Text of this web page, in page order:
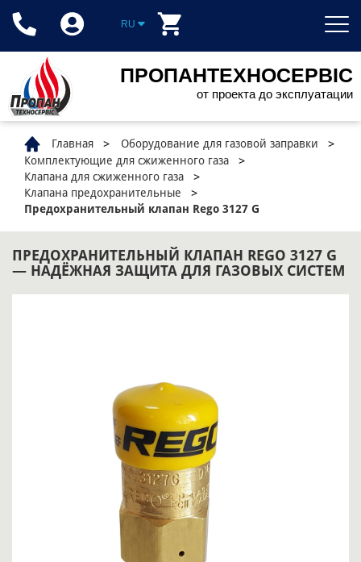
ПРОПАНТЕХНОСЕРВІС
от проекта до эксплуатации
RU
Главная
Оборудование для газовой заправки
Комплектующие для сжиженного газа
Клапана для сжиженного газа
Клапана предохранительные
Предохранительный клапан Rego 3127 G
ПРЕДОХРАНИТЕЛЬНЫЙ КЛАПАН REGO 3127 G
— НАДЁЖНАЯ ЗАЩИТА ДЛЯ ГАЗОВЫХ СИСТЕМ